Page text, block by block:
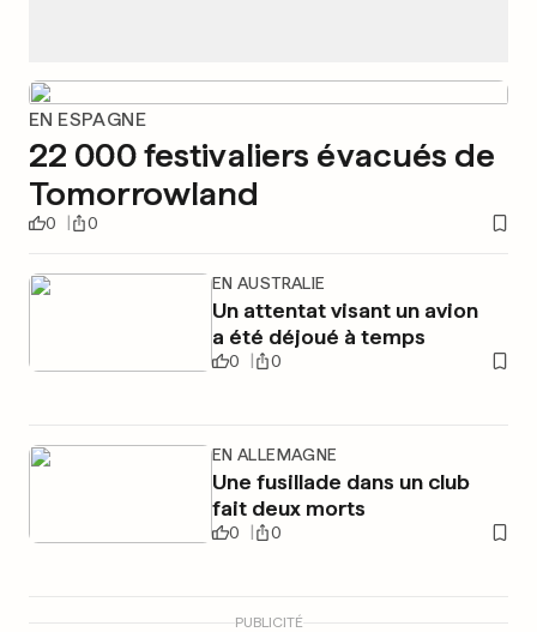
EN ESPAGNE
22 000 festivaliers évacués de
Tomorrowland
0 0
EN AUSTRALIE
Un attentat visant un avion
a été déjoué à temps
0 0
EN ALLEMAGNE
Une fusillade dans un club
fait deux morts
0 0
PUBLICITÉ